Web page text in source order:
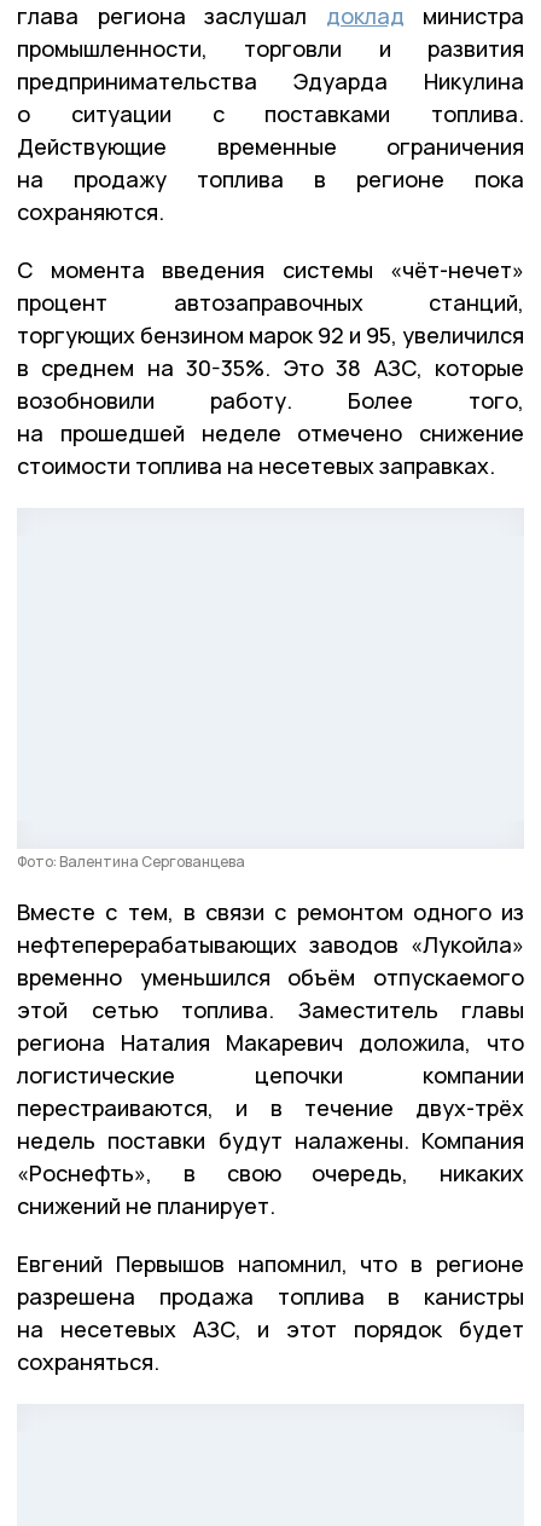
глава региона заслушал доклад министра
промышленности, торговли и развития
предпринимательства Эдуарда Никулина
о ситуации с поставками топлива.
Действующие временные ограничения
на продажу топлива в регионе пока
сохраняются.
С момента введения системы «чёт-нечет»
процент автозаправочных станций,
торгующих бензином марок 92 и 95, увеличился
в среднем на 30-35%. Это 38 АЗС, которые
возобновили работу. Более того,
на прошедшей неделе отмечено снижение
стоимости топлива на несетевых заправках.
Фото: Валентина Сергованцева
Вместе с тем, в связи с ремонтом одного из
нефтеперерабатывающих заводов «Лукойла»
временно уменьшился объём отпускаемого
этой сетью топлива. Заместитель главы
региона Наталия Макаревич доложила, что
логистические цепочки компании
перестраиваются, и в течение двух-трёх
недель поставки будут налажены. Компания
«Роснефть», в свою очередь, никаких
снижений не планирует.
Евгений Первышов напомнил, что в регионе
разрешена продажа топлива в канистры
на несетевых АЗС, и этот порядок будет
сохраняться.